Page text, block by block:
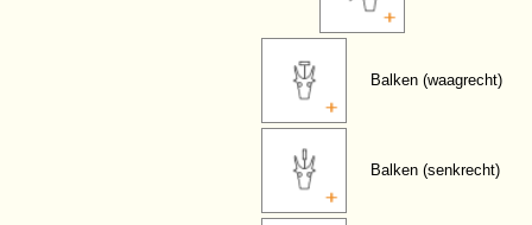
Balken (waagrecht)
Balken (senkrecht)